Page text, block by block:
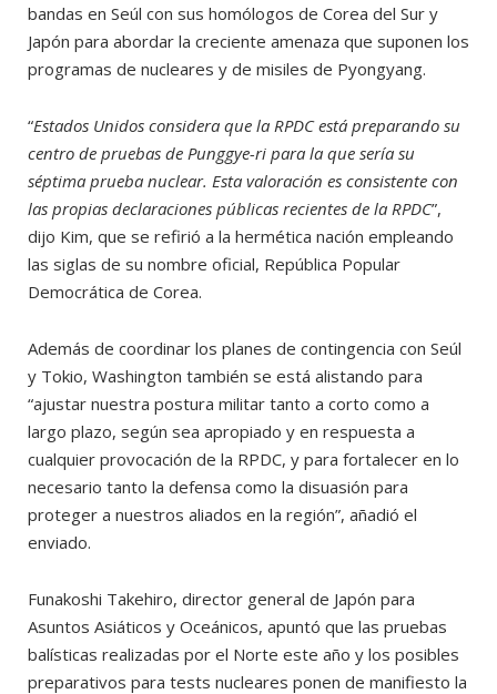
bandas en Seúl con sus homólogos de Corea del Sur y
Japón para abordar la creciente amenaza que suponen los
programas de nucleares y de misiles de Pyongyang.
“Estados Unidos considera que la RPDC está preparando su
centro de pruebas de Punggye-ri para la que sería su
séptima prueba nuclear. Esta valoración es consistente con
las propias declaraciones públicas recientes de la RPDC”,
dijo Kim, que se refirió a la hermética nación empleando
las siglas de su nombre oficial, República Popular
Democrática de Corea.
Además de coordinar los planes de contingencia con Seúl
y Tokio, Washington también se está alistando para
“ajustar nuestra postura militar tanto a corto como a
largo plazo, según sea apropiado y en respuesta a
cualquier provocación de la RPDC, y para fortalecer en lo
necesario tanto la defensa como la disuasión para
proteger a nuestros aliados en la región”, añadió el
enviado.
Funakoshi Takehiro, director general de Japón para
Asuntos Asiáticos y Oceánicos, apuntó que las pruebas
balísticas realizadas por el Norte este año y los posibles
preparativos para tests nucleares ponen de manifiesto la